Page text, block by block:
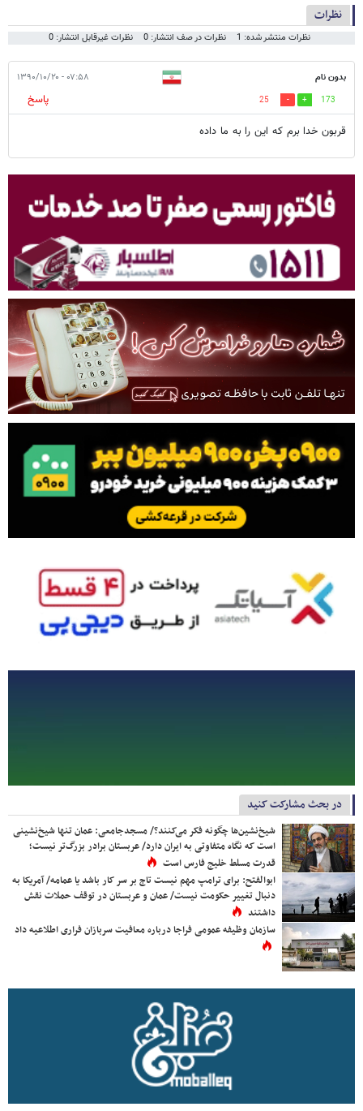
نظرات
نظرات منتشر شده: 1 نظرات در صف انتشار: 0 نظرات غیرقابل انتشار: 0
بدون نام ۰۷:۵۸ - ۱۳۹۰/۱۰/۲۰
173
25
پاسخ
قربون خدا برم که این را به ما داده
در بحث مشارکت کنید
شیخ‌نشین‌ها چگونه فکر می‌کنند؟/ مسجدجامعی: عمان تنها شیخ‌نشینی
است که نگاه متفاوتی به ایران دارد/ عربستان برادر بزرگ‌تر نیست؛
قدرت مسلط خلیج فارس است
ابوالفتح: برای ترامپ مهم نیست تاج بر سر کار باشد یا عمامه/ آمریکا به
دنبال تغییر حکومت نیست/ عمان و عربستان در توقف حملات نقش
داشتند
سازمان وظیفه عمومی فراجا درباره معافیت سربازان فراری اطلاعیه داد